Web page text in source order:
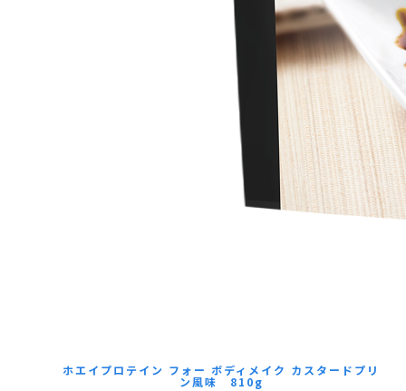
ホエイプロテイン フォー ボディメイク カスタードプリ
ン風味 810g